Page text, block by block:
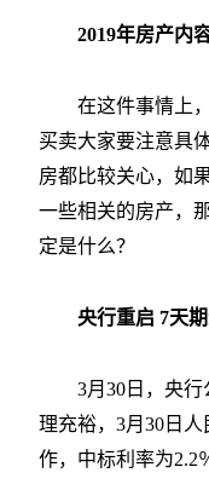
2019年房产内
在这件事情上
买卖大家要注意具
房都比较关心，如
一些相关的房产，
定是什么？
央行重启 7天
3月30日，央
理充裕，3月30日
作，中标利率为2.2